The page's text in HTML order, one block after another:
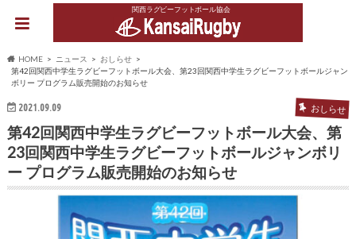
関西ラグビーフットボール協会
HOME ニュース
おしらせ
第42回関西中学生ラグビーフットボール大会、第23回関西中学生ラグビーフットボールジャン
ボリー プログラム販売開始のお知らせ
2021.09.09 おしらせ
第42回関西中学生ラグビーフットボール大会、第
23回関西中学生ラグビーフットボールジャンボリ
ー プログラム販売開始のお知らせ